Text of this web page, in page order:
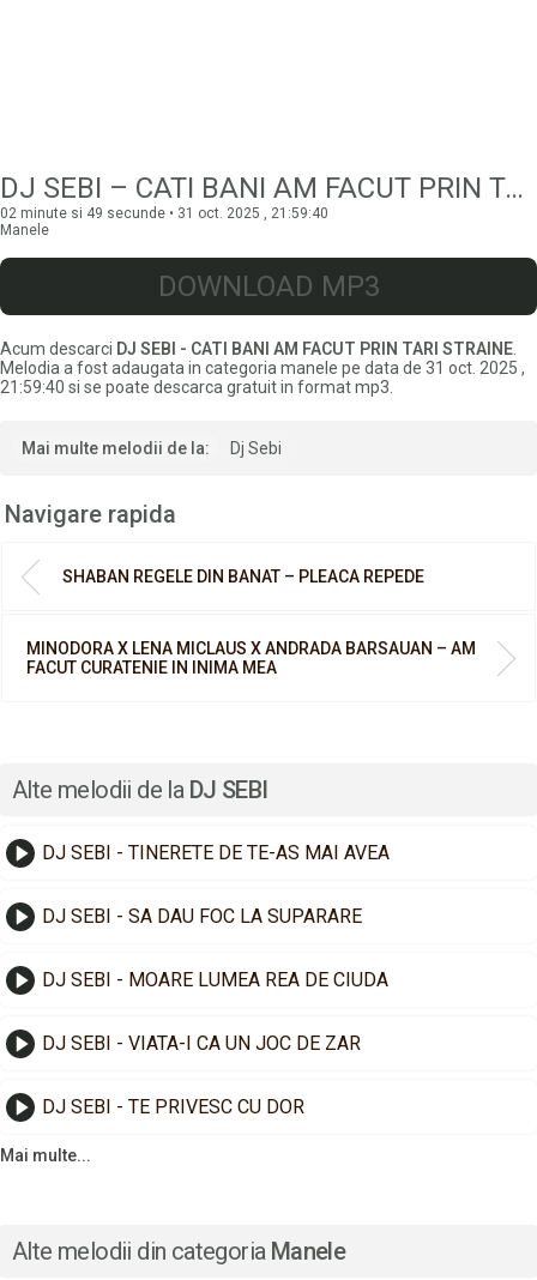
DJ SEBI – CATI BANI AM FACUT PRIN TARI STRAINE
02 minute si 49 secunde • 31 oct. 2025 , 21:59:40
Manele
DOWNLOAD MP3
Acum descarci DJ SEBI - CATI BANI AM FACUT PRIN TARI STRAINE
Melodia a fost adaugata in categoria manele pe data de 31 oct. 2025 ,
21:59:40 si se poate descarca gratuit in format mp3.
Mai multe melodii de la: Dj Sebi
Navigare rapida
SHABAN REGELE DIN BANAT – PLEACA REPEDE
MINODORA X LENA MICLAUS X ANDRADA BARSAUAN – AM
FACUT CURATENIE IN INIMA MEA
Alte melodii de la DJ SEBI
DJ SEBI - TINERETE DE TE-AS MAI AVEA
DJ SEBI - SA DAU FOC LA SUPARARE
DJ SEBI - MOARE LUMEA REA DE CIUDA
DJ SEBI - VIATA-I CA UN JOC DE ZAR
DJ SEBI - TE PRIVESC CU DOR
Mai multe...
Alte melodii din categoria Manele